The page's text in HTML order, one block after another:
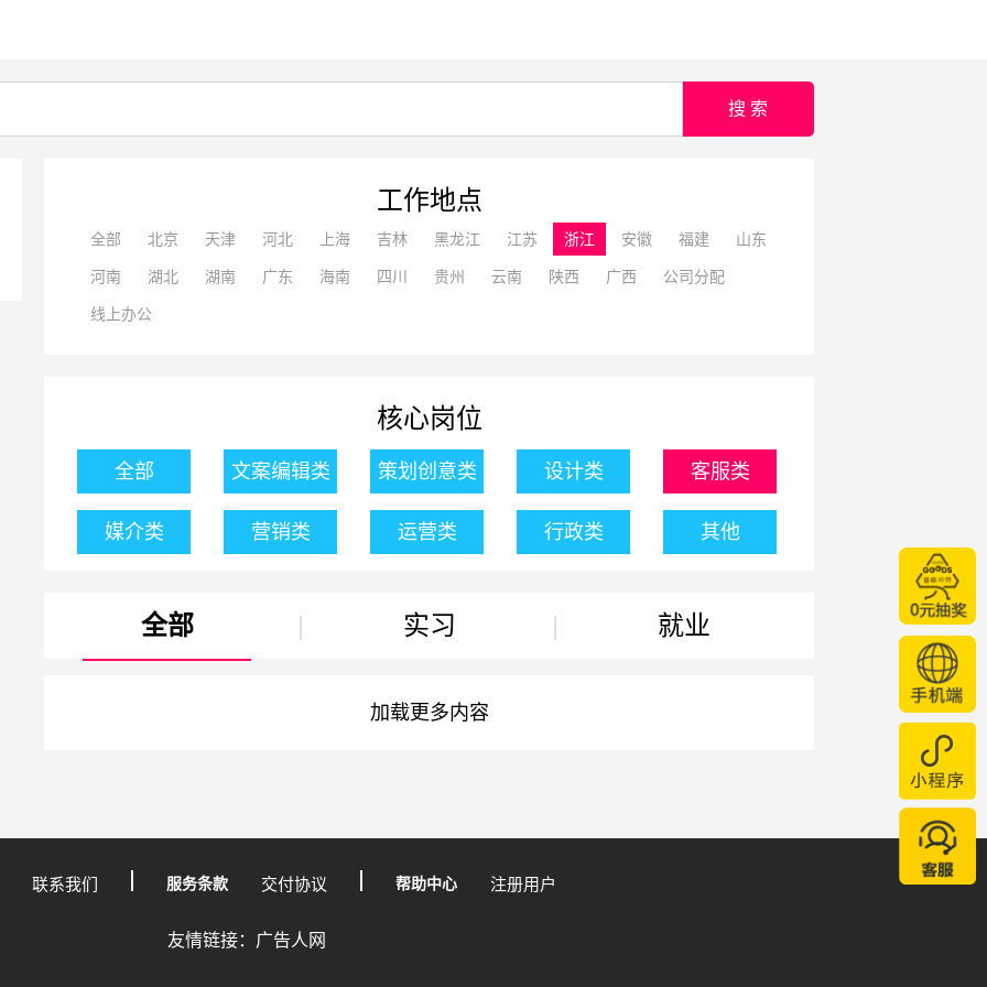
搜 索
工作地点
全部 北京 天津 河北 上海 吉林 黑龙江 江苏 浙江 安徽 福建 山东
河南 湖北 湖南 广东 海南 四川 贵州 云南 陕西 广西 公司分配
线上办公
核心岗位
全部 文案编辑类 策划创意类 设计类 客服类
媒介类 营销类 运营类 行政类 其他
全部 | 实习 | 就业
加载更多内容
联系我们 服务条款 交付协议 帮助中心 注册用户
友情链接：广告人网